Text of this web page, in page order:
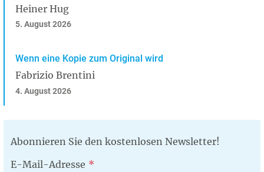
Heiner Hug
5. August 2026
Wenn eine Kopie zum Original wird
Fabrizio Brentini
4. August 2026
Abonnieren Sie den kostenlosen Newsletter!
E-Mail-Adresse